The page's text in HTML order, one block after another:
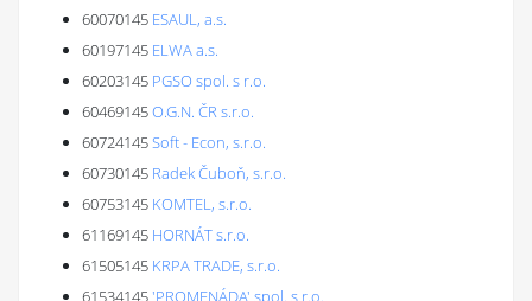
60070145 ESAUL, a.s.
60197145 ELWA a.s.
60203145 PGSO spol. s r.o.
60469145O.G.N. ČR s.r.o.
60724145Soft - Econ, s.r.o.
60730145 Radek Čuboň, s.r.o.
60753145 KOMTEL, s.r.o.
61169145 HORNÁT s.r.o.
61505145 KRPA TRADE, s.r.o.
61534145'PROMENÁDA' spol. s r.o.